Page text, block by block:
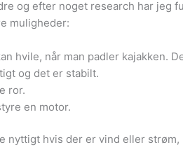
og efter noget research har jeg
muligheder:
hvile, når man padler kajakken.
og det er stabilt.
ror.
en motor.
nyttigt hvis der er vind eller strøm,